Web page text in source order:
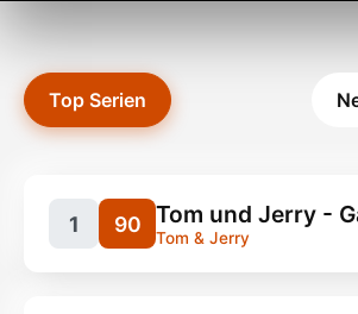
Top Serien
1 90 Tom und Jerry -
Tom & Jerry